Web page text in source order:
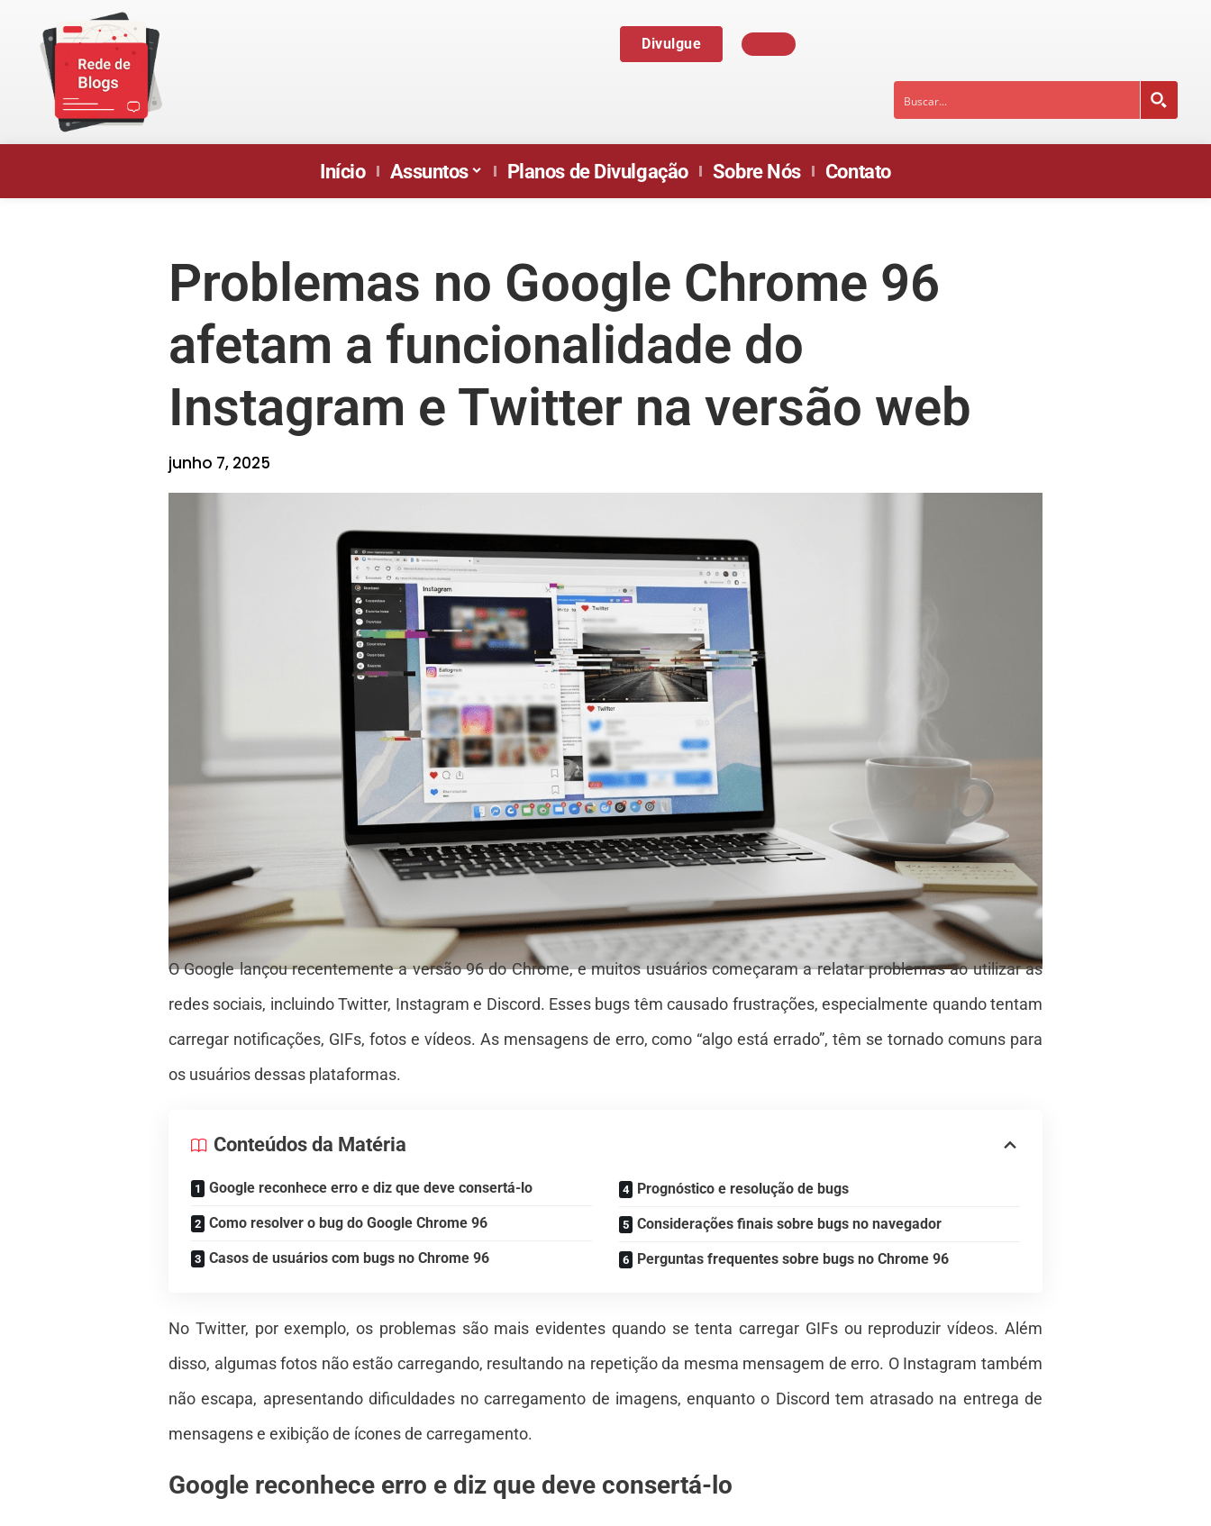
Divulgue
Início Assuntos Planos de Divulgação Sobre Nós Contato
Problemas no Google Chrome 96
afetam a funcionalidade do
Instagram e Twitter na versão web
junho 7, 2025
O Google lançou recentemente a versão 96 do Chrome, e muitos usuários começaram a relatar problemas ao utilizar as
redes sociais, incluindo Twitter, Instagram e Discord. Esses bugs têm causado frustrações, especialmente quando tentam
carregar notificações, GIFs, fotos e vídeos. As mensagens de erro, como “algo está errado”, têm se tornado comuns para
os usuários dessas plataformas.
Conteúdos da Matéria
Google reconhece erro e diz que deve consertá-lo
Como resolver o bug do Google Chrome 96
Casos de usuários com bugs no Chrome 96
Prognóstico e resolução de bugs
Considerações finais sobre bugs no navegador
Perguntas frequentes sobre bugs no Chrome 96
No Twitter, por exemplo, os problemas são mais evidentes quando se tenta carregar GIFs ou reproduzir vídeos. Além
disso, algumas fotos não estão carregando, resultando na repetição da mesma mensagem de erro. O Instagram também
não escapa, apresentando dificuldades no carregamento de imagens, enquanto o Discord tem atrasado na entrega de
mensagens e exibição de ícones de carregamento.
Google reconhece erro e diz que deve consertá-lo